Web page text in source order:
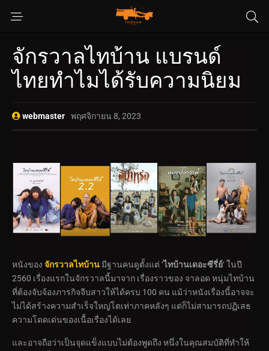
จักรวาลไทบ้าน แบรนด์
ไทยทำไมได้รับความนิยม
webmaster พฤศจิกายน 8, 2023
หนังของ จักรวาลไทบ้าน มีฐานคนดูตั้งแต่ ‘ไทบ้านเดอะซีรี่ย์‘ ในปี
2560 เรื่องแรกในจักรวาลนี้มาจาก เรื่องราวของ จาลอด หนุ่มไทบ้าน
ที่ต้องจับจ้องภารกิจจีบสาวให้ได้ครบ 100 คน แม้ว่าหนังเรื่องนี้อาจจะ
ไม่ได้สร้างความสำเร็จใหญ่โตเท่าภาคหลังๆ แต่ก็ไม่สามารถปฏิเสธ
ความโดดเด่นของเนื้อเรื่องได้เลย
และอาจถือว่าเป็นจุดแข็งแบบไม่ต้องพูดถึง หนึ่งในคุณสมบัติที่ทำให้